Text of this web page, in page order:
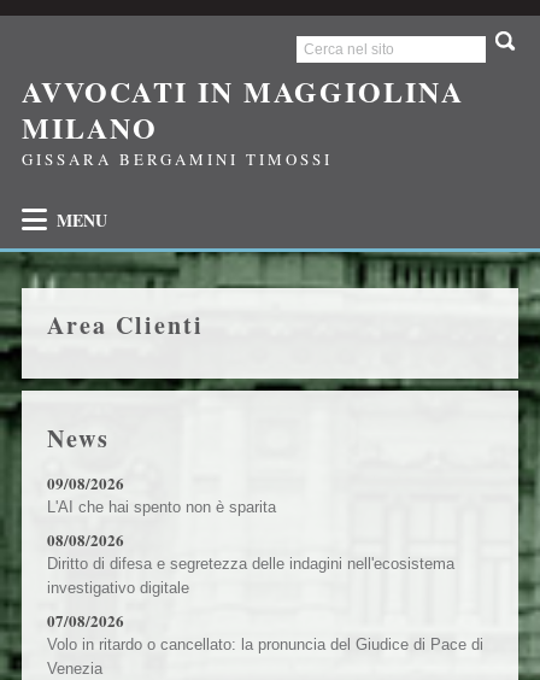
AVVOCATI IN MAGGIOLINA
MILANO
GISSARA BERGAMINI TIMOSSI
MENU
Area Clienti
News
09/08/2026
L'AI che hai spento non è sparita
08/08/2026
Diritto di difesa e segretezza delle indagini nell'ecosistema
investigativo digitale
07/08/2026
Volo in ritardo o cancellato: la pronuncia del Giudice di Pace di
Venezia